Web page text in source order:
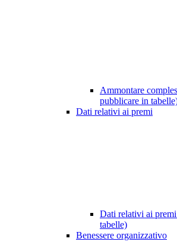
Ammontare
pubblicare in
Dati relativi ai premi
Dati relativi ai
tabelle)
Benessere organizzativo